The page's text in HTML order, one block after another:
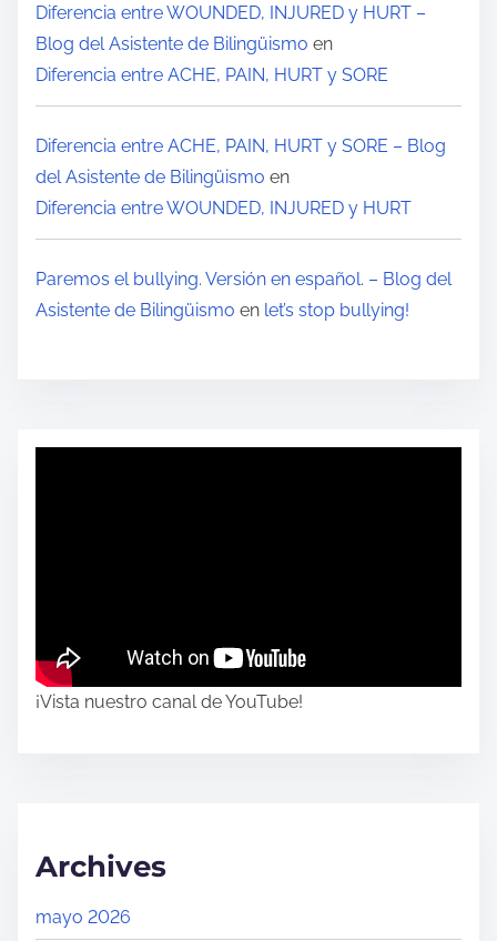
Diferencia entre WOUNDED, INJURED y HURT –
Blog del Asistente de Bilingüismo en
Diferencia entre ACHE, PAIN, HURT y SORE
Diferencia entre ACHE, PAIN, HURT y SORE – Blog
del Asistente de Bilingüismo en
Diferencia entre WOUNDED, INJURED y HURT
Paremos el bullying. Versión en español. – Blog del
Asistente de Bilingüismo en let’s stop bullying!
¡Vista nuestro canal de YouTube!
Archives
mayo 2026